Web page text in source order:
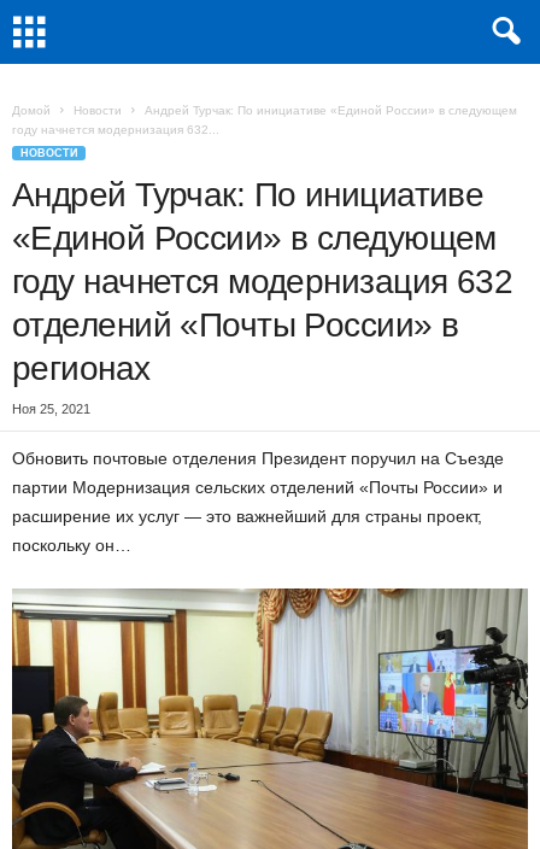
Домой Новости
Андрей Турчак: По инициативе «Единой России» в следующем
году начнется модернизация 632...
НОВОСТИ
Андрей Турчак: По инициативе
«Единой России» в следующем
году начнется модернизация 632
отделений «Почты России» в
регионах
Ноя 25, 2021
Обновить почтовые отделения Президент поручил на Съезде
партии Модернизация сельских отделений «Почты России» и
расширение их услуг — это важнейший для страны проект,
поскольку он…